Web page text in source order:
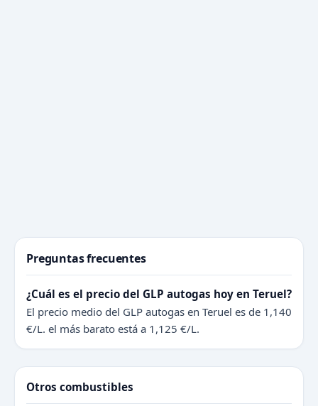
Preguntas frecuentes
¿Cuál es el precio del GLP autogas hoy en Teruel?
El precio medio del GLP autogas en Teruel es de 1,140
€/L. el más barato está a 1,125 €/L.
Otros combustibles